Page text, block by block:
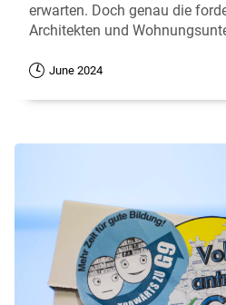
erwarten. Doch genau die
Architekten und
June 2024